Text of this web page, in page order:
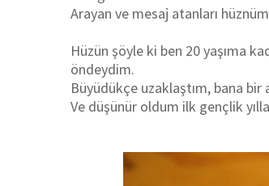
Arayan ve mesaj atanları
Hüzün şöyle ki ben 20 yaşıma
öndeydim.
Büyüdükçe uzaklaştım, bana
Ve düşünür oldum ilk gençlik